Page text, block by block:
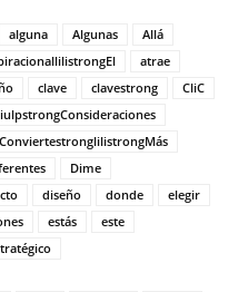
alguna Algunas
Allá
atrae
clave clavestrong
CliC
ConviertestronglilistrongMás
Dime
diseño donde
elegir
estás
este